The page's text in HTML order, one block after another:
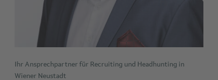
Ihr Ansprechpartner für Recruiting und Headhunting in
Wiener Neustadt